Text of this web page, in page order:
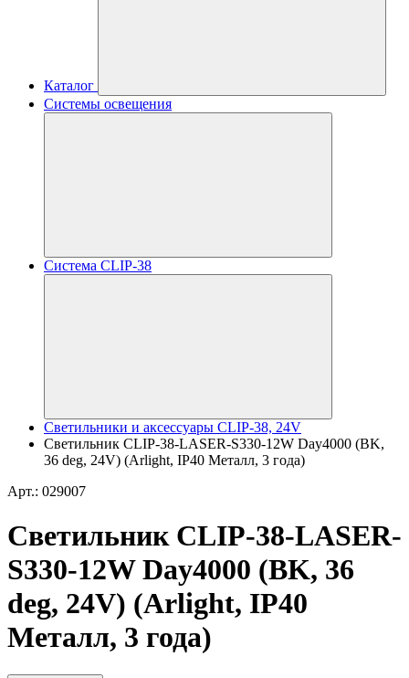
Каталог
Системы освещения
Система CLIP-38
Светильники и аксессуары CLIP-38, 24V
Светильник CLIP-38-LASER-S330-12W Day4000 (BK,
36 deg, 24V) (Arlight, IP40 Металл, 3 года)
Арт.: 029007
Светильник CLIP-38-LASER-
S330-12W Day4000 (BK, 36
deg, 24V) (Arlight, IP40
Металл, 3 года)